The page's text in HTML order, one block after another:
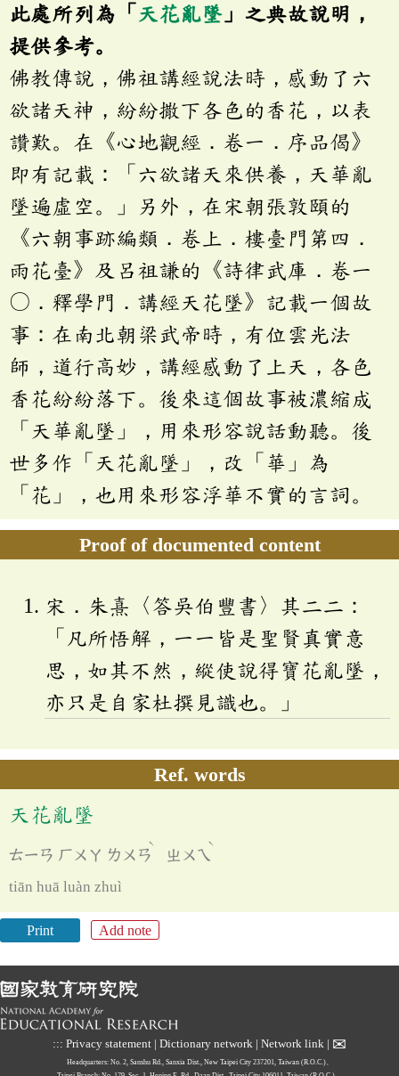
此處所列為「 天花亂墜 」之典故說明，
提供參考。
佛教傳說，佛祖講經說法時，感動了六
欲諸天神，紛紛撒下各色的香花，以表
讚歎。在《心地觀經．卷一．序品偈》
即有記載：「六欲諸天來供養，天華亂
墜遍虛空。」另外，在宋朝張敦頤的
《六朝事跡編類．卷上．樓臺門第四．
雨花臺》及呂祖謙的《詩律武庫．卷一
〇．釋學門．講經天花墜》記載一個故
事：在南北朝梁武帝時，有位雲光法
師，道行高妙，講經感動了上天，各色
香花紛紛落下。後來這個故事被濃縮成
「天華亂墜」，用來形容說話動聽。後
世多作「天花亂墜」，改「華」為
「花」，也用來形容浮華不實的言詞。
Proof of documented content
宋．朱熹〈答吳伯豐書〉其二二：
「凡所悟解，一一皆是聖賢真實意
思，如其不然，縱使說得寶花亂墜，
亦只是自家杜撰見識也。」
Ref. words
天花亂墜
ㄊㄧㄢ ㄏㄨㄚ ㄌㄨㄢ
ˋ
ㄓㄨㄟ
ˋ
tiān huā luàn zhuì
Print Add note
::: Privacy statement Dictionary network Network link ✉
Headquarters: No. 2, Sanshu Rd., Sanxia Dist., New Taipei City 237201, Taiwan (R.O.C.)、